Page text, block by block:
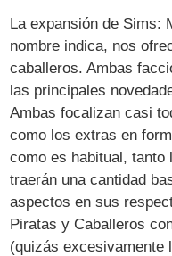
La expansión de Sims:
nombre indica, nos
caballeros. Ambas
las principales
Ambas focalizan casi
como los extras en
como es habitual, tanto
traerán una cantidad
aspectos en sus
Piratas y Caballeros
(quizás excesivamente